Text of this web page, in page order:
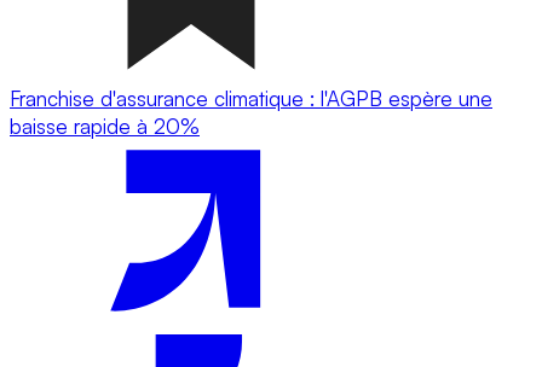
Franchise d'assurance climatique : l'AGPB espère une
baisse rapide à 20%